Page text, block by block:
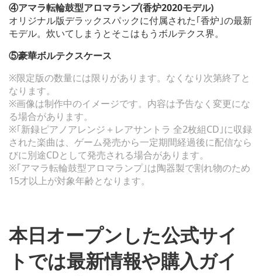
④アマラ転輪鼓型アロマランプ(香炉2020モデル)
オリジナル版デラックスパックに付属された｢香炉｣の最新
モデル。炊いてしまうとそこはもうボルテクス界。
⑤豪華ボルテクスケース
※限定版の数量には限りがあります。なくなり次第終了と
なります。
※画像は制作中のイメージです。内容は予告なく変更にな
る場合があります。
※｢新録ピアノアレンジ＋レアサントラ 全2枚組CD｣に収録
された楽曲は、ゲーム発売から一定期間経過後に配信なら
びに別途CDとして発売される場合があります。
※｢アマラ転輪鼓型アロマランプ｣は陶器製で割れ物のため
15才以上が対象年齢となります。
本日オープンした公式サイ
トでは最新情報や購入ガイ